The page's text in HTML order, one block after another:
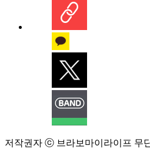
저작권자 ⓒ 브라보마이라이프 무